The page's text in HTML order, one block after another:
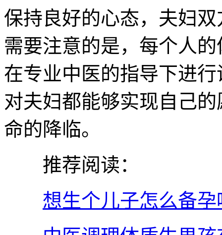
保持良好的心态，夫妇
需要注意的是，每个人
在专业中医的指导下进
对夫妇都能够实现自己
命的降临。
推荐阅读：
想生个儿子怎么备